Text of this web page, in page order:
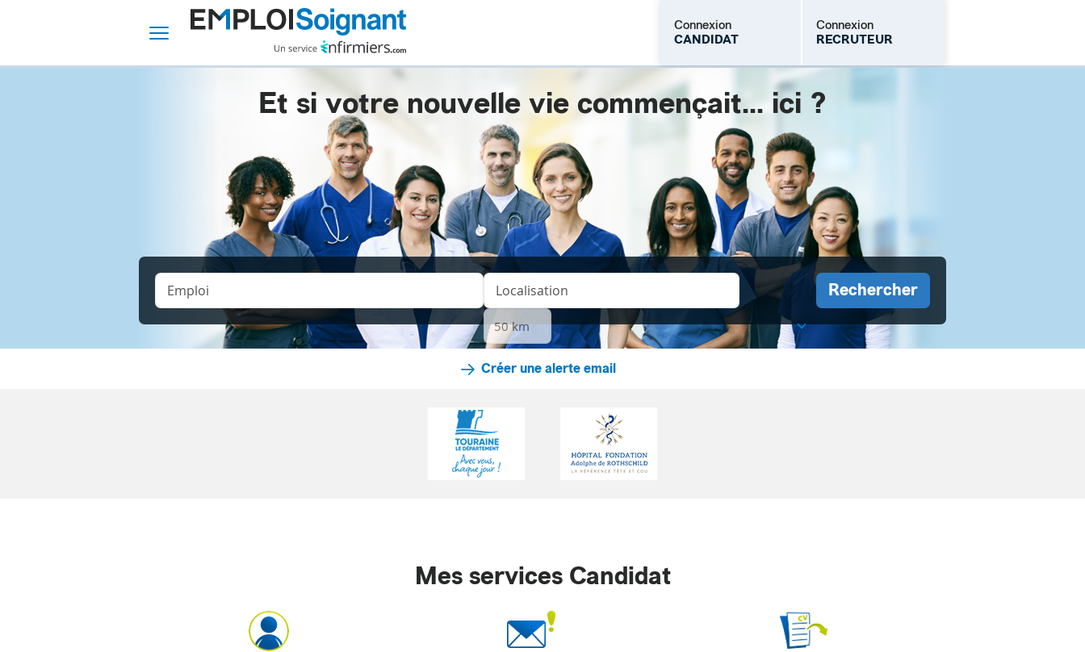
Connexion
CANDIDAT
Connexion
RECRUTEUR
M'inscrire Mot de passe oublié
Et si votre nouvelle vie commençait... ici ?
Créer une alerte email
Mes services Candidat